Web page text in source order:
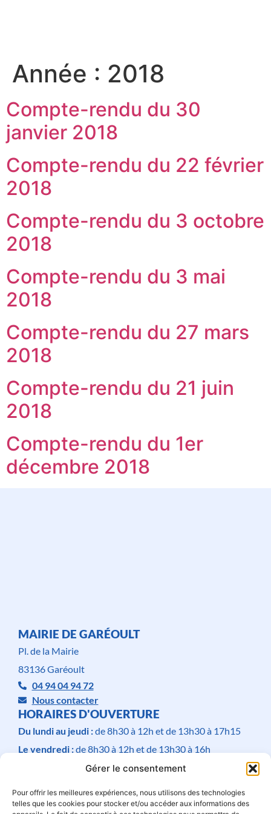
Gérer le consentement
Pour offrir les meilleures expériences, nous utilisons des technologies
telles que les cookies pour stocker et/ou accéder aux informations des
Année : 2018
Compte-rendu du 30
janvier 2018
Compte-rendu du 22 février
2018
Compte-rendu du 3 octobre
2018
Compte-rendu du 3 mai
2018
Compte-rendu du 27 mars
2018
Compte-rendu du 21 juin
2018
Compte-rendu du 1er
décembre 2018
MAIRIE DE GARÉOULT
Pl. de la Mairie
83136 Garéoult
04 94 04 94 72
Nous contacter
HORAIRES D'OUVERTURE
Du lundi au jeudi :de 8h30 à 12h et de 13h30 à 17h15
Le vendredi :de 8h30 à 12h et de 13h30 à 16h
de 9h à 12h